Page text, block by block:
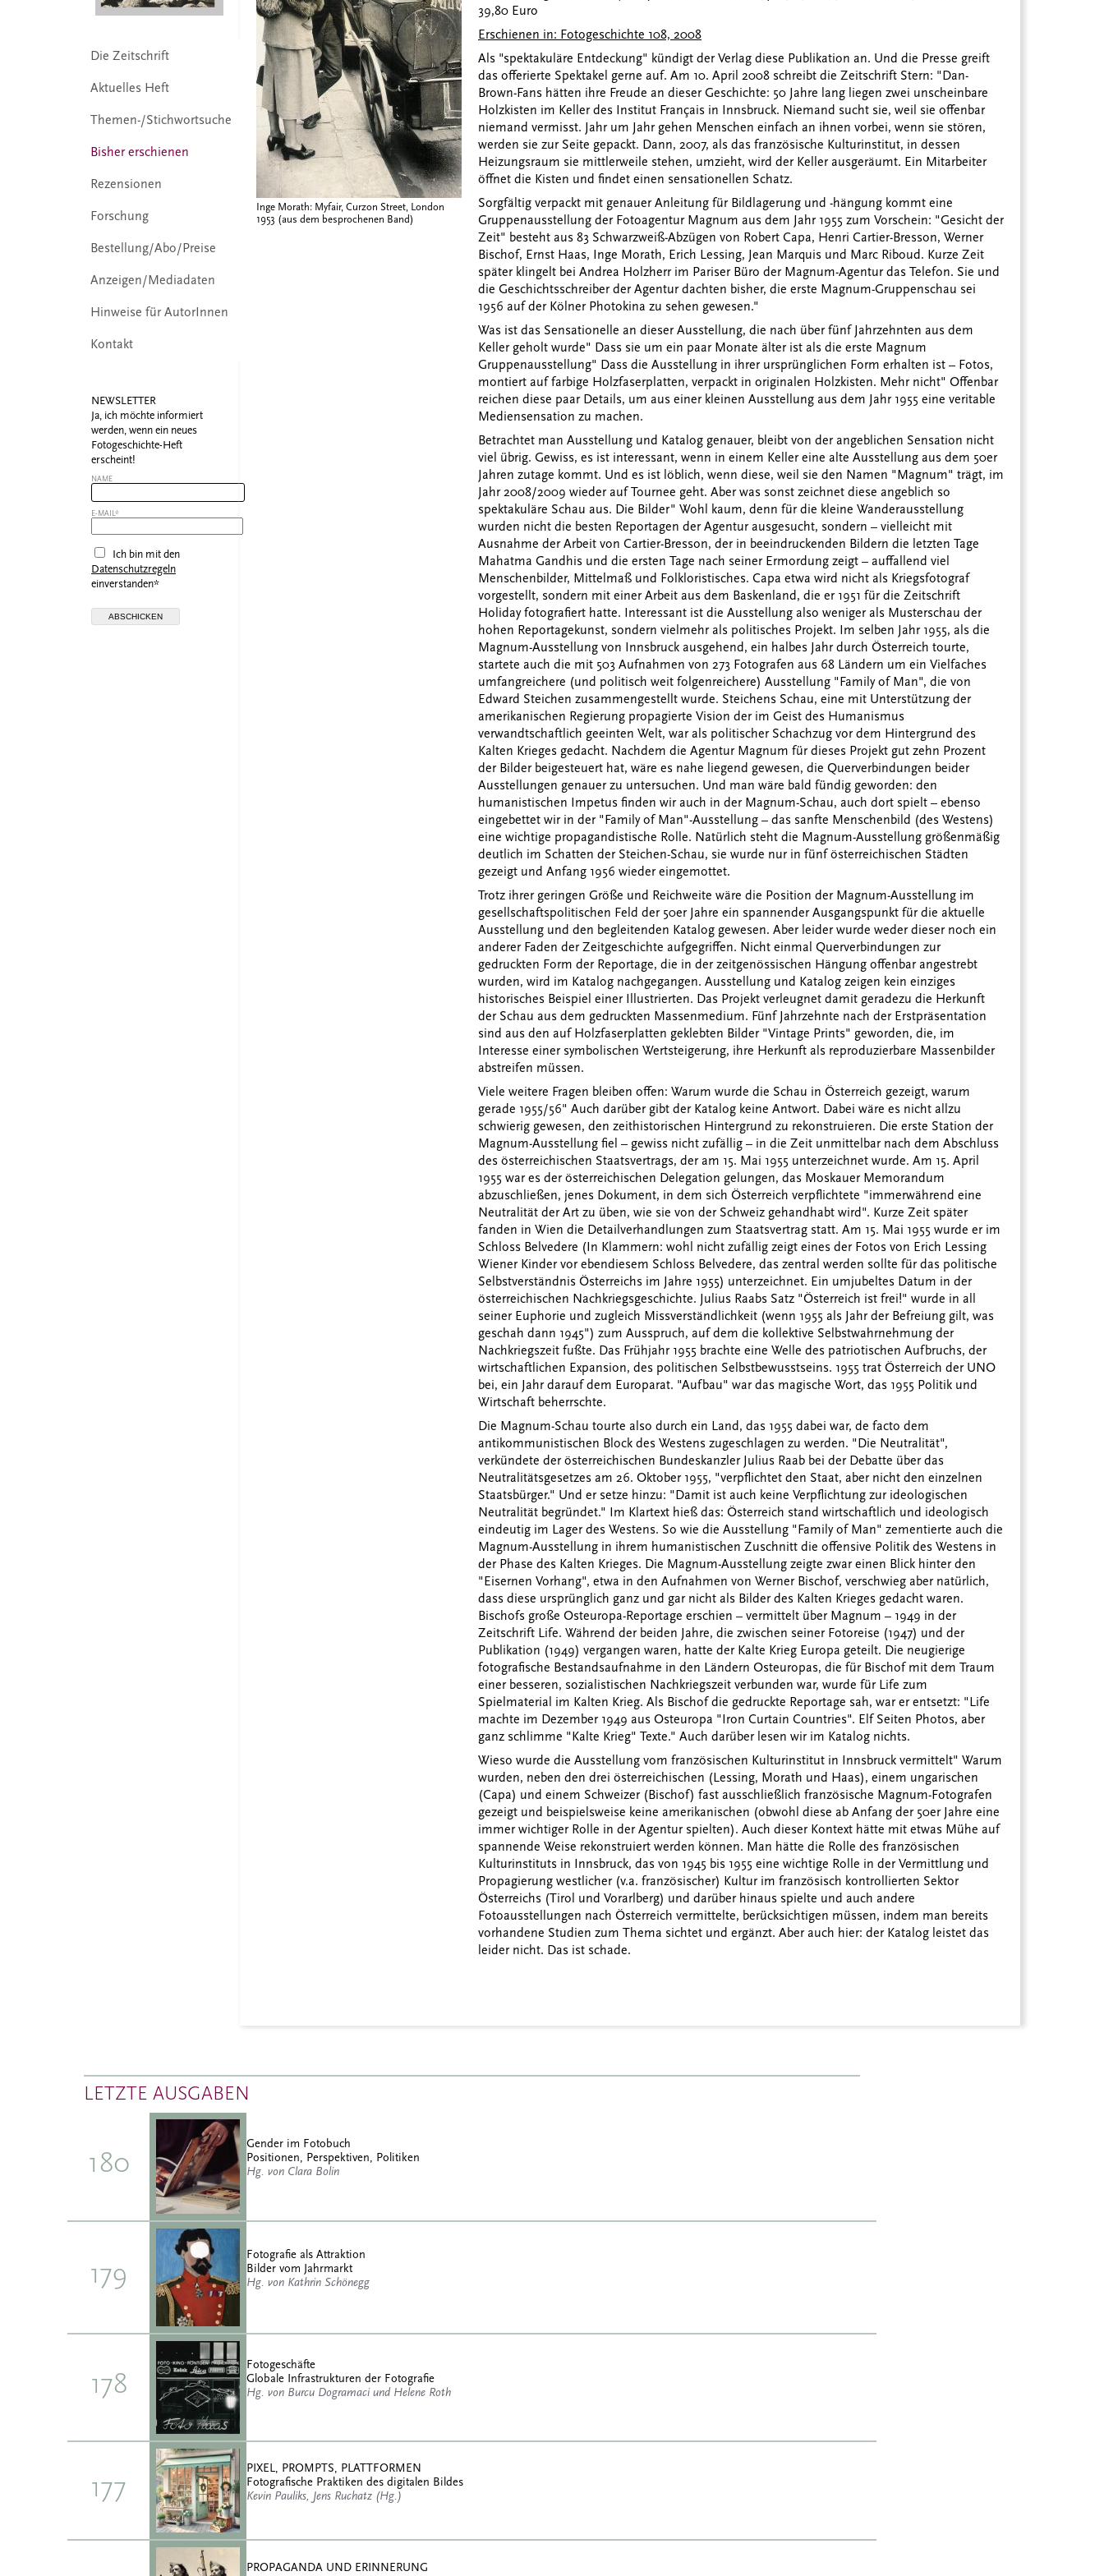
Die Zeitschrift
Aktuelles Heft
Themen-/Stichwortsuche
Bisher erschienen
Rezensionen
Forschung
Bestellung/Abo/Preise
Anzeigen/Mediadaten
Hinweise für AutorInnen
Kontakt
NEWSLETTER
Ja, ich möchte informiert
werden, wenn ein neues
Fotogeschichte-Heft
erscheint!
NAME
E-MAIL*
Ich bin mit den
Datenschutzregeln
einverstanden*
Inge Morath: Myfair, Curzon Street, London
1953 (aus dem besprochenen Band)
39,80 Euro
Erschienen in: Fotogeschichte 108, 2008
Als "spektakuläre Entdeckung" kündigt der Verlag diese Publikation an. Und die Presse greift
das offerierte Spektakel gerne auf. Am 10. April 2008 schreibt die Zeitschrift Stern: "Dan-
Brown-Fans hätten ihre Freude an dieser Geschichte: 50 Jahre lang liegen zwei unscheinbare
Holzkisten im Keller des Institut Français in Innsbruck. Niemand sucht sie, weil sie offenbar
niemand vermisst. Jahr um Jahr gehen Menschen einfach an ihnen vorbei, wenn sie stören,
werden sie zur Seite gepackt. Dann, 2007, als das französische Kulturinstitut, in dessen
Heizungsraum sie mittlerweile stehen, umzieht, wird der Keller ausgeräumt. Ein Mitarbeiter
öffnet die Kisten und findet einen sensationellen Schatz.
Sorgfältig verpackt mit genauer Anleitung für Bildlagerung und -hängung kommt eine
Gruppenausstellung der Fotoagentur Magnum aus dem Jahr 1955 zum Vorschein: "Gesicht der
Zeit" besteht aus 83 Schwarzweiß-Abzügen von Robert Capa, Henri Cartier-Bresson, Werner
Bischof, Ernst Haas, Inge Morath, Erich Lessing, Jean Marquis und Marc Riboud. Kurze Zeit
später klingelt bei Andrea Holzherr im Pariser Büro der Magnum-Agentur das Telefon. Sie und
die Geschichtsschreiber der Agentur dachten bisher, die erste Magnum-Gruppenschau sei
1956 auf der Kölner Photokina zu sehen gewesen."
Was ist das Sensationelle an dieser Ausstellung, die nach über fünf Jahrzehnten aus dem
Keller geholt wurde" Dass sie um ein paar Monate älter ist als die erste Magnum
Gruppenausstellung" Dass die Ausstellung in ihrer ursprünglichen Form erhalten ist – Fotos,
montiert auf farbige Holzfaserplatten, verpackt in originalen Holzkisten. Mehr nicht" Offenbar
reichen diese paar Details, um aus einer kleinen Ausstellung aus dem Jahr 1955 eine veritable
Mediensensation zu machen.
Betrachtet man Ausstellung und Katalog genauer, bleibt von der angeblichen Sensation nicht
viel übrig. Gewiss, es ist interessant, wenn in einem Keller eine alte Ausstellung aus dem 50er
Jahren zutage kommt. Und es ist löblich, wenn diese, weil sie den Namen "Magnum" trägt, im
Jahr 2008/2009 wieder auf Tournee geht. Aber was sonst zeichnet diese angeblich so
spektakuläre Schau aus. Die Bilder" Wohl kaum, denn für die kleine Wanderausstellung
wurden nicht die besten Reportagen der Agentur ausgesucht, sondern – vielleicht mit
Ausnahme der Arbeit von Cartier-Bresson, der in beeindruckenden Bildern die letzten Tage
Mahatma Gandhis und die ersten Tage nach seiner Ermordung zeigt – auffallend viel
Menschenbilder, Mittelmaß und Folkloristisches. Capa etwa wird nicht als Kriegsfotograf
vorgestellt, sondern mit einer Arbeit aus dem Baskenland, die er 1951 für die Zeitschrift
Holiday fotografiert hatte. Interessant ist die Ausstellung also weniger als Musterschau der
hohen Reportagekunst, sondern vielmehr als politisches Projekt. Im selben Jahr 1955, als die
Magnum-Ausstellung von Innsbruck ausgehend, ein halbes Jahr durch Österreich tourte,
startete auch die mit 503 Aufnahmen von 273 Fotografen aus 68 Ländern um ein Vielfaches
umfangreichere (und politisch weit folgenreichere) Ausstellung "Family of Man", die von
Edward Steichen zusammengestellt wurde. Steichens Schau, eine mit Unterstützung der
amerikanischen Regierung propagierte Vision der im Geist des Humanismus
verwandtschaftlich geeinten Welt, war als politischer Schachzug vor dem Hintergrund des
Kalten Krieges gedacht. Nachdem die Agentur Magnum für dieses Projekt gut zehn Prozent
der Bilder beigesteuert hat, wäre es nahe liegend gewesen, die Querverbindungen beider
Ausstellungen genauer zu untersuchen. Und man wäre bald fündig geworden: den
humanistischen Impetus finden wir auch in der Magnum-Schau, auch dort spielt – ebenso
eingebettet wir in der "Family of Man"-Ausstellung – das sanfte Menschenbild (des Westens)
eine wichtige propagandistische Rolle. Natürlich steht die Magnum-Ausstellung größenmäßig
deutlich im Schatten der Steichen-Schau, sie wurde nur in fünf österreichischen Städten
gezeigt und Anfang 1956 wieder eingemottet.
Trotz ihrer geringen Größe und Reichweite wäre die Position der Magnum-Ausstellung im
gesellschaftspolitischen Feld der 50er Jahre ein spannender Ausgangspunkt für die aktuelle
Ausstellung und den begleitenden Katalog gewesen. Aber leider wurde weder dieser noch ein
anderer Faden der Zeitgeschichte aufgegriffen. Nicht einmal Querverbindungen zur
gedruckten Form der Reportage, die in der zeitgenössischen Hängung offenbar angestrebt
wurden, wird im Katalog nachgegangen. Ausstellung und Katalog zeigen kein einziges
historisches Beispiel einer Illustrierten. Das Projekt verleugnet damit geradezu die Herkunft
der Schau aus dem gedruckten Massenmedium. Fünf Jahrzehnte nach der Erstpräsentation
sind aus den auf Holzfaserplatten geklebten Bilder "Vintage Prints" geworden, die, im
Interesse einer symbolischen Wertsteigerung, ihre Herkunft als reproduzierbare Massenbilder
abstreifen müssen.
Viele weitere Fragen bleiben offen: Warum wurde die Schau in Österreich gezeigt, warum
gerade 1955/56" Auch darüber gibt der Katalog keine Antwort. Dabei wäre es nicht allzu
schwierig gewesen, den zeithistorischen Hintergrund zu rekonstruieren. Die erste Station der
Magnum-Ausstellung fiel – gewiss nicht zufällig – in die Zeit unmittelbar nach dem Abschluss
des österreichischen Staatsvertrags, der am 15. Mai 1955 unterzeichnet wurde. Am 15. April
1955 war es der österreichischen Delegation gelungen, das Moskauer Memorandum
abzuschließen, jenes Dokument, in dem sich Österreich verpflichtete "immerwährend eine
Neutralität der Art zu üben, wie sie von der Schweiz gehandhabt wird". Kurze Zeit später
fanden in Wien die Detailverhandlungen zum Staatsvertrag statt. Am 15. Mai 1955 wurde er im
Schloss Belvedere (In Klammern: wohl nicht zufällig zeigt eines der Fotos von Erich Lessing
Wiener Kinder vor ebendiesem Schloss Belvedere, das zentral werden sollte für das politische
Selbstverständnis Österreichs im Jahre 1955) unterzeichnet. Ein umjubeltes Datum in der
österreichischen Nachkriegsgeschichte. Julius Raabs Satz "Österreich ist frei!" wurde in all
seiner Euphorie und zugleich Missverständlichkeit (wenn 1955 als Jahr der Befreiung gilt, was
geschah dann 1945") zum Ausspruch, auf dem die kollektive Selbstwahrnehmung der
Nachkriegszeit fußte. Das Frühjahr 1955 brachte eine Welle des patriotischen Aufbruchs, der
wirtschaftlichen Expansion, des politischen Selbstbewusstseins. 1955 trat Österreich der UNO
bei, ein Jahr darauf dem Europarat. "Aufbau" war das magische Wort, das 1955 Politik und
Wirtschaft beherrschte.
Die Magnum-Schau tourte also durch ein Land, das 1955 dabei war, de facto dem
antikommunistischen Block des Westens zugeschlagen zu werden. "Die Neutralität",
verkündete der österreichischen Bundeskanzler Julius Raab bei der Debatte über das
Neutralitätsgesetzes am 26. Oktober 1955, "verpflichtet den Staat, aber nicht den einzelnen
Staatsbürger." Und er setze hinzu: "Damit ist auch keine Verpflichtung zur ideologischen
Neutralität begründet." Im Klartext hieß das: Österreich stand wirtschaftlich und ideologisch
eindeutig im Lager des Westens. So wie die Ausstellung "Family of Man" zementierte auch die
Magnum-Ausstellung in ihrem humanistischen Zuschnitt die offensive Politik des Westens in
der Phase des Kalten Krieges. Die Magnum-Ausstellung zeigte zwar einen Blick hinter den
"Eisernen Vorhang", etwa in den Aufnahmen von Werner Bischof, verschwieg aber natürlich,
dass diese ursprünglich ganz und gar nicht als Bilder des Kalten Krieges gedacht waren.
Bischofs große Osteuropa-Reportage erschien – vermittelt über Magnum – 1949 in der
Zeitschrift Life. Während der beiden Jahre, die zwischen seiner Fotoreise (1947) und der
Publikation (1949) vergangen waren, hatte der Kalte Krieg Europa geteilt. Die neugierige
fotografische Bestandsaufnahme in den Ländern Osteuropas, die für Bischof mit dem Traum
einer besseren, sozialistischen Nachkriegszeit verbunden war, wurde für Life zum
Spielmaterial im Kalten Krieg. Als Bischof die gedruckte Reportage sah, war er entsetzt: "Life
machte im Dezember 1949 aus Osteuropa "Iron Curtain Countries". Elf Seiten Photos, aber
ganz schlimme "Kalte Krieg" Texte." Auch darüber lesen wir im Katalog nichts.
Wieso wurde die Ausstellung vom französischen Kulturinstitut in Innsbruck vermittelt" Warum
wurden, neben den drei österreichischen (Lessing, Morath und Haas), einem ungarischen
(Capa) und einem Schweizer (Bischof) fast ausschließlich französische Magnum-Fotografen
gezeigt und beispielsweise keine amerikanischen (obwohl diese ab Anfang der 50er Jahre eine
immer wichtiger Rolle in der Agentur spielten). Auch dieser Kontext hätte mit etwas Mühe auf
spannende Weise rekonstruiert werden können. Man hätte die Rolle des französischen
Kulturinstituts in Innsbruck, das von 1945 bis 1955 eine wichtige Rolle in der Vermittlung und
Propagierung westlicher (v.a. französischer) Kultur im französisch kontrollierten Sektor
Österreichs (Tirol und Vorarlberg) und darüber hinaus spielte und auch andere
Fotoausstellungen nach Österreich vermittelte, berücksichtigen müssen, indem man bereits
vorhandene Studien zum Thema sichtet und ergänzt. Aber auch hier: der Katalog leistet das
leider nicht. Das ist schade.
LETZTE AUSGABEN
180
Gender im Fotobuch
Positionen, Perspektiven, Politiken
Hg. von Clara Bolin
179
Fotografie als Attraktion
Bilder vom Jahrmarkt
Hg. von Kathrin Schönegg
178
Fotogeschäfte
Globale Infrastrukturen der Fotografie
Hg. von Burcu Dogramaci und Helene Roth
177
PIXEL, PROMPTS, PLATTFORMEN
Fotografische Praktiken des digitalen Bildes
Kevin Pauliks, Jens Ruchatz (Hg.)
PROPAGANDA UND ERINNERUNG